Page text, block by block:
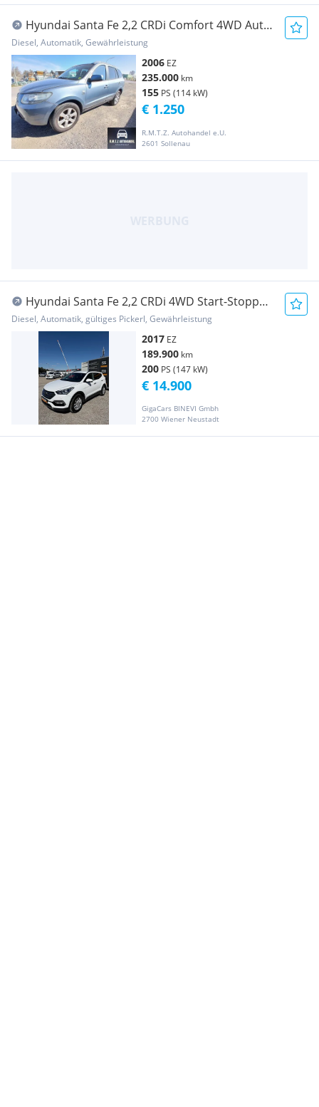
Hyundai Santa Fe 2,2 CRDi Comfort 4WD Aut.
DPF *Nicht F...
Diesel, Automatik, Gewährleistung
2006 EZ
235.000 km
155 PS (114 kW)
R.M.T.Z. Autohandel e.U.
2601 Sollenau
€ 1.250
Hyundai Santa Fe 2,2 CRDi 4WD Start-Stopp
Aut. Premium
Diesel, Automatik, gültiges Pickerl, Gewährleistung
2017 EZ
189.900 km
200 PS (147 kW)
GigaCars BINEVI Gmbh
2700 Wiener Neustadt
€ 14.900